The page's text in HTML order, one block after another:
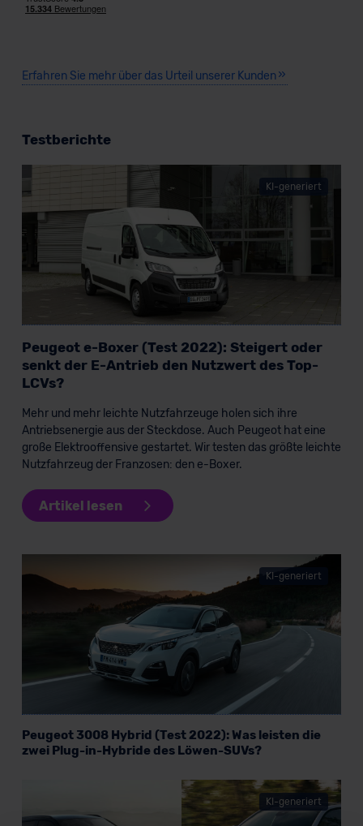
Erfahren Sie mehr über das Urteil unserer Kunden
Testberichte
KI-generiert
Peugeot e-Boxer (Test 2022): Steigert oder
senkt der E-Antrieb den Nutzwert des Top-
LCVs?
Mehr und mehr leichte Nutzfahrzeuge holen sich ihre
Antriebsenergie aus der Steckdose. Auch Peugeot hat eine
große Elektrooffensive gestartet. Wir testen das größte leichte
Nutzfahrzeug der Franzosen: den e-Boxer.
Artikel lesen
KI-generiert
Peugeot 3008 Hybrid (Test 2022): Was leisten die
zwei Plug-in-Hybride des Löwen-SUVs?
KI-generiert